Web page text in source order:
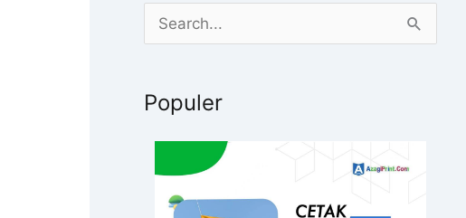
rPopuler